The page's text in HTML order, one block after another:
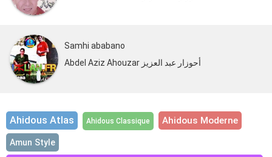
Samhi ababano
Abdel Aziz Ahouzar أحوزار عبد العزيز
Ahidous Atlas Ahidous Classique Ahidous Moderne
Amun Style